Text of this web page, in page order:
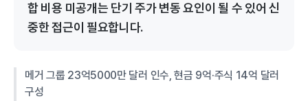
합 비용 미공개는 단기 주가 변동 요인이 될 수 있어 신
중한 접근이 필요합니다.
메거 그룹 23억5000만 달러 인수, 현금 9억·주식 14억 달러
구성